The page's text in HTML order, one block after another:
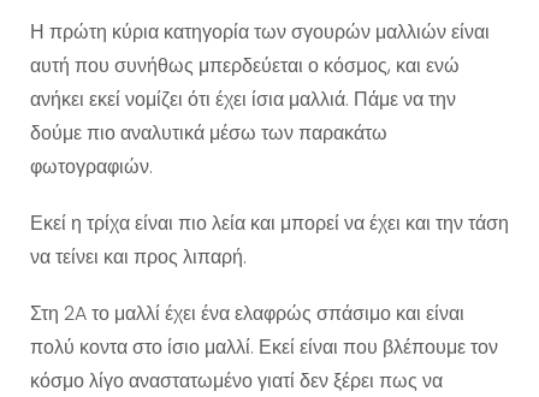
Η πρώτη κύρια κατηγορία των σγουρών μαλλιών είναι
αυτή που συνήθως μπερδεύεται ο κόσμος, και ενώ
ανήκει εκεί νομίζει ότι έχει ίσια μαλλιά. Πάμε να την
δούμε πιο αναλυτικά μέσω των παρακάτω
φωτογραφιών.
Εκεί η τρίχα είναι πιο λεία και μπορεί να έχει και την τάση
να τείνει και προς λιπαρή.
Στη 2A το μαλλί έχει ένα ελαφρώς σπάσιμο και είναι
πολύ κοντα στο ίσιο μαλλί. Εκεί είναι που βλέπουμε τον
κόσμο λίγο αναστατωμένο γιατί δεν ξέρει πως να